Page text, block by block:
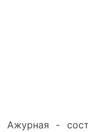
Ажурная -